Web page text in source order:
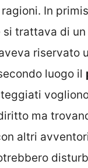
In
si trattava di
riservato
luogo il
ma
altri